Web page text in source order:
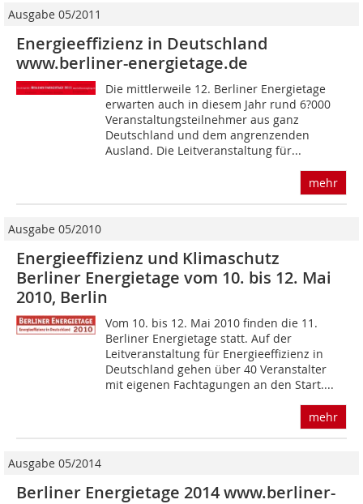
Ausgabe 05/2011
Energieeffizienz in Deutschland
www.berliner-energietage.de
Die mittlerweile 12. Berliner Energietage
erwarten auch in diesem Jahr rund 6?000
Veranstaltungsteilnehmer aus ganz
Deutschland und dem angrenzenden
Ausland. Die Leitveranstaltung für...
mehr
Ausgabe 05/2010
Energieeffizienz und Klimaschutz
Berliner Energietage vom 10. bis 12. Mai
2010, Berlin
Vom 10. bis 12. Mai 2010 finden die 11.
Berliner Energietage statt. Auf der
Leitveranstaltung für Energieeffizienz in
Deutschland gehen über 40 Veranstalter
mit eigenen Fachtagun­gen an den Start....
mehr
Ausgabe 05/2014
Berliner Energietage 2014 www.berliner-